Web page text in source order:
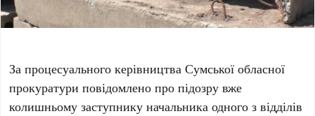
За процесуального керівництва Сумської обласної
прокуратури повідомлено про підозру вже
колишньому заступнику начальника одного з відділів